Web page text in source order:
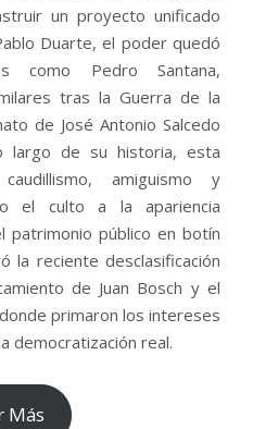
un proyecto unificado
Duarte, el poder quedó
como Pedro Santana,
tras la Guerra de la
de José Antonio Salcedo
largo de su historia, esta
amiguismo y
el culto a la apariencia
patrimonio público en botín
la reciente desclasificación
de Juan Bosch y el
primaron los intereses
democratización real.
Más